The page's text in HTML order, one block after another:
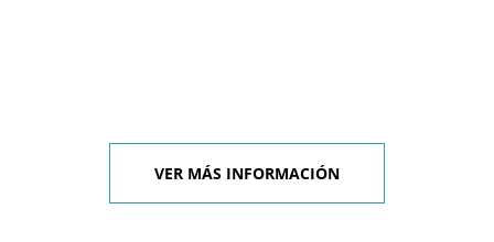
VER MÁS INFORMACIÓN